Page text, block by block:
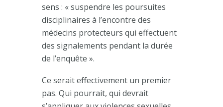
sens : « suspendre les poursuites
disciplinaires à l’encontre des
médecins protecteurs qui effectuent
des signalements pendant la durée
de l’enquête ».
Ce serait effectivement un premier
pas. Qui pourrait, qui devrait